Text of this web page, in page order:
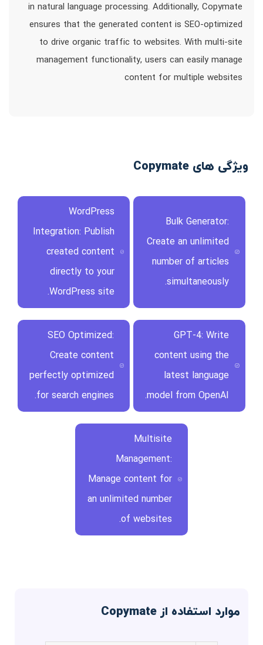
in natural language processing. Additionally, Copymate
ensures that the generated content is SEO-optimized
to drive organic traffic to websites. With multi-site
management functionality, users can easily manage
content for multiple websites
ویژگی های Copymate
Bulk Generator:
Create an unlimited
number of articles
simultaneously.
WordPress
Integration: Publish
created content
directly to your
WordPress site.
GPT-4: Write
content using the
latest language
model from OpenAI.
SEO Optimized:
Create content
perfectly optimized
for search engines.
Multisite
Management:
Manage content for
an unlimited number
of websites.
موارد استفاده از Copymate